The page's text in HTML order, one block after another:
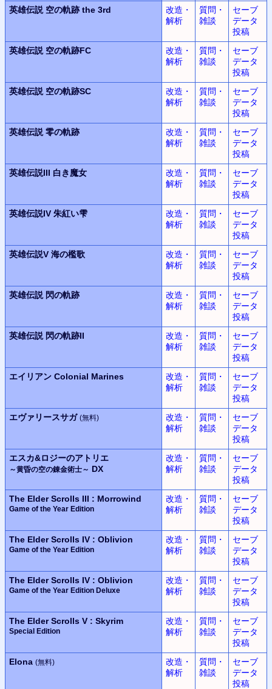
英雄伝説 空の軌跡 the 3rd
改造・
解析
質問・
雑談
セーブ
データ
投稿
英雄伝説 空の軌跡FC
改造・
解析
質問・
雑談
セーブ
データ
投稿
英雄伝説 空の軌跡SC
改造・
解析
質問・
雑談
セーブ
データ
投稿
英雄伝説 零の軌跡
改造・
解析
質問・
雑談
セーブ
データ
投稿
英雄伝説III 白き魔女
改造・
解析
質問・
雑談
セーブ
データ
投稿
英雄伝説IV 朱紅い雫
改造・
解析
質問・
雑談
セーブ
データ
投稿
英雄伝説V 海の檻歌
改造・
解析
質問・
雑談
セーブ
データ
投稿
英雄伝説 閃の軌跡
改造・
解析
質問・
雑談
セーブ
データ
投稿
英雄伝説 閃の軌跡II
改造・
解析
質問・
雑談
セーブ
データ
投稿
エイリアン Colonial Marines
改造・
解析
質問・
雑談
セーブ
データ
投稿
エヴァリースサガ (無料)
改造・
解析
質問・
雑談
セーブ
データ
投稿
エスカ&ロジーのアトリエ
～黄昏の空の錬金術士～ DX
改造・
解析
質問・
雑談
セーブ
データ
投稿
The Elder Scrolls III : Morrowind
Game of the Year Edition
改造・
解析
質問・
雑談
セーブ
データ
投稿
The Elder Scrolls IV : Oblivion
Game of the Year Edition
改造・
解析
質問・
雑談
セーブ
データ
投稿
The Elder Scrolls IV : Oblivion
Game of the Year Edition Deluxe
改造・
解析
質問・
雑談
セーブ
データ
投稿
The Elder Scrolls V : Skyrim
Special Edition
改造・
解析
質問・
雑談
セーブ
データ
投稿
Elona (無料)
改造・
解析
質問・
雑談
セーブ
データ
投稿